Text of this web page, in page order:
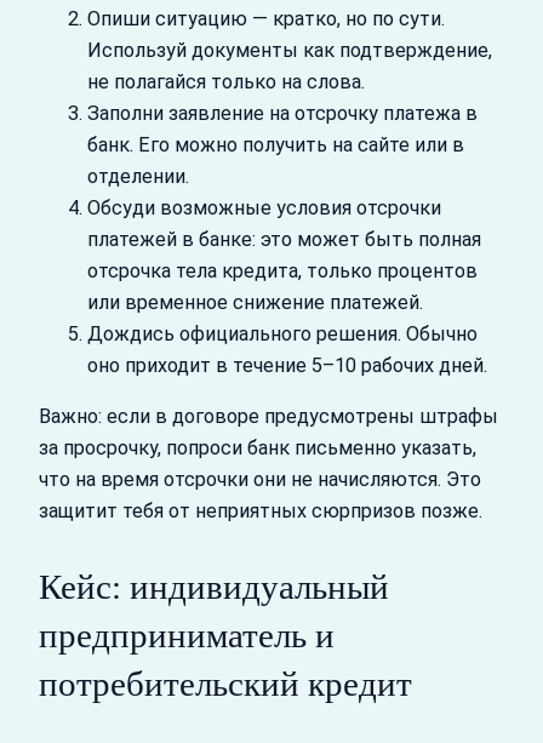
Опиши ситуацию — кратко, но по сути.
Используй документы как подтверждение,
не полагайся только на слова.
Заполни заявление на отсрочку платежа в
банк. Его можно получить на сайте или в
отделении.
Обсуди возможные условия отсрочки
платежей в банке: это может быть полная
отсрочка тела кредита, только процентов
или временное снижение платежей.
Дождись официального решения. Обычно
оно приходит в течение 5–10 рабочих дней.
Важно: если в договоре предусмотрены штрафы
за просрочку, попроси банк письменно указать,
что на время отсрочки они не начисляются. Это
защитит тебя от неприятных сюрпризов позже.
Кейс: индивидуальный
предприниматель и
потребительский кредит